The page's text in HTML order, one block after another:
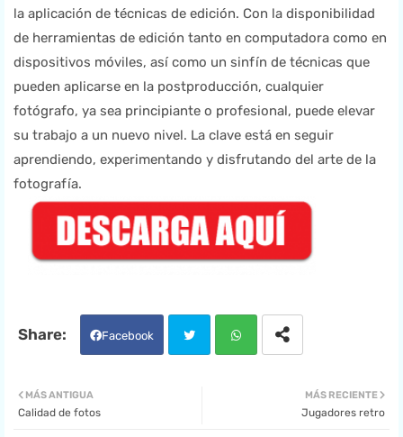
la aplicación de técnicas de edición. Con la disponibilidad
de herramientas de edición tanto en computadora como en
dispositivos móviles, así como un sinfín de técnicas que
pueden aplicarse en la postproducción, cualquier
fotógrafo, ya sea principiante o profesional, puede elevar
su trabajo a un nuevo nivel. La clave está en seguir
aprendiendo, experimentando y disfrutando del arte de la
fotografía.
Facebook
MÁS RECIENTE
Jugadores retro
MÁS ANTIGUA
Calidad de fotos